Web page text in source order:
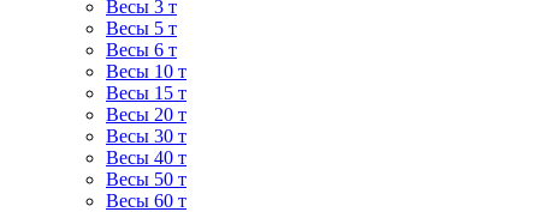
Весы 3 т
Весы 5 т
Весы 6 т
Весы 10 т
Весы 15 т
Весы 20 т
Весы 30 т
Весы 40 т
Весы 50 т
Весы 60 т